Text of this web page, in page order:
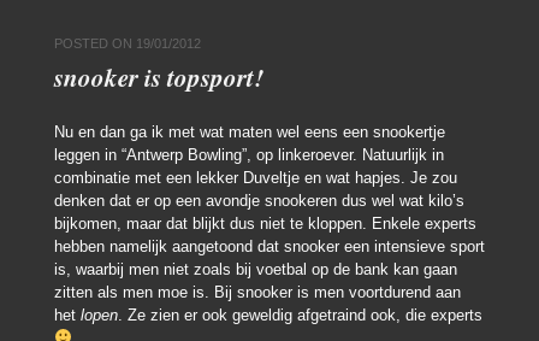
POSTED ON 19/01/2012
snooker is topsport!
Nu en dan ga ik met wat maten wel eens een snookertje
leggen in “Antwerp Bowling”, op linkeroever. Natuurlijk in
combinatie met een lekker Duveltje en wat hapjes. Je zou
denken dat er op een avondje snookeren dus wel wat kilo’s
bijkomen, maar dat blijkt dus niet te kloppen. Enkele experts
hebben namelijk aangetoond dat snooker een intensieve sport
is, waarbij men niet zoals bij voetbal op de bank kan gaan
zitten als men moe is. Bij snooker is men voortdurend aan
het lopen. Ze zien er ook geweldig afgetraind ook, die experts